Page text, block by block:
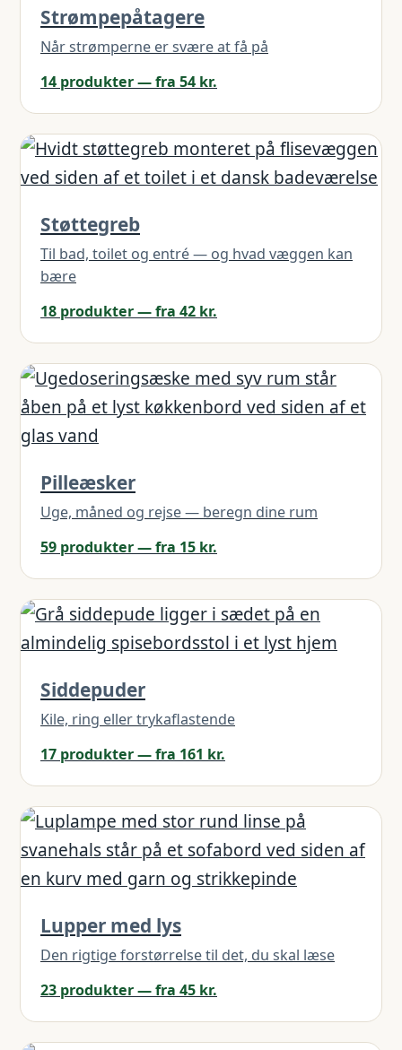
Strømpepåtagere
Når strømperne er svære at få på
14 produkter — fra 54 kr.
Støttegreb
Til bad, toilet og entré — og hvad væggen kan
bære
18 produkter — fra 42 kr.
Pilleæsker
Uge, måned og rejse — beregn dine rum
59 produkter — fra 15 kr.
Siddepuder
Kile, ring eller trykaflastende
17 produkter — fra 161 kr.
Lupper med lys
Den rigtige forstørrelse til det, du skal læse
23 produkter — fra 45 kr.